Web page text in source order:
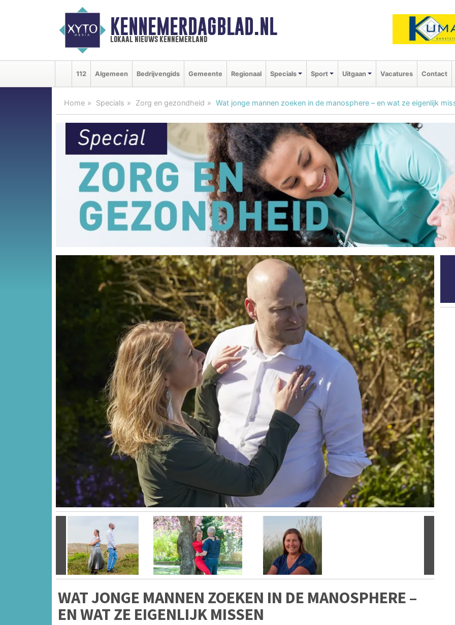
KENNEMERDAGBLAD.NL
lokaal nieuws kennemerland
112 Algemeen Bedrijvengids Gemeente Regionaal Specials Sport Uitgaan Vacatures Contact
Home Specials Zorg en gezondheid Wat jonge mannen zoeken in de manosphere – en wat ze eigenlijk
Vorige
WAT JONGE MANNEN ZOEKEN IN DE MANOSPHERE –
EN WAT ZE EIGENLIJK MISSEN